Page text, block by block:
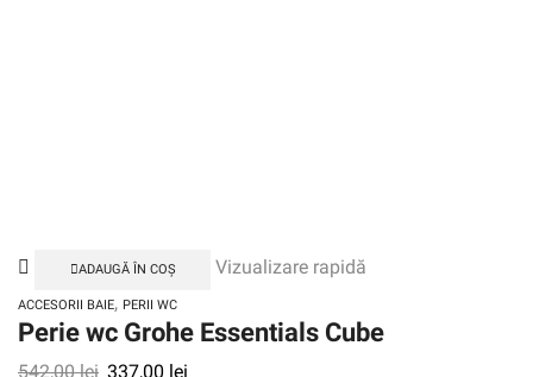
ADAUGĂ ÎN COȘ Vizualizare rapidă
ACCESORII BAIE, PERII WC
Perie wc Grohe Essentials Cube
542,00lei 337,00 lei